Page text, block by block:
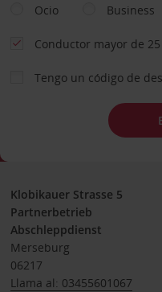
Ocio
Business
Conductor mayor de
Tengo un código de
Klobikauer Strasse 5
Partnerbetrieb
Abschleppdienst
Merseburg
06217
Llama al: 03455601067